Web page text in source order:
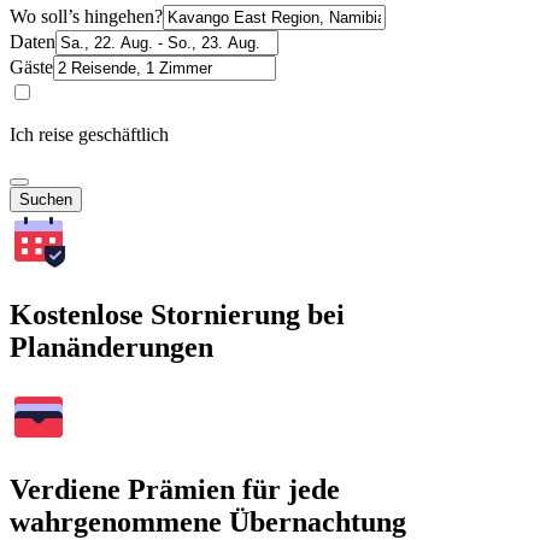
Wo soll’s hingehen?
Daten
Gäste
Ich reise geschäftlich
Suchen
Kostenlose Stornierung bei
Planänderungen
Verdiene Prämien für jede
wahrgenommene Übernachtung